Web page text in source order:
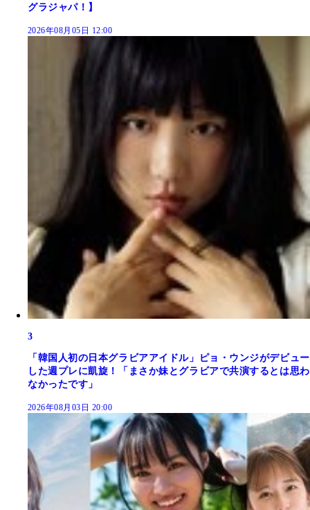
グラジャパ！】
2026年08月05日 12:00
3
「韓国人初の日本グラビアアイドル」ピョ・ウンジがデビュー
した週プレに凱旋！「まさか妹とグラビアで共演するとは思わ
なかったです」
2026年08月03日 20:00